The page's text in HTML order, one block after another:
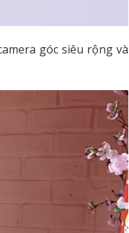
góc siêu rộng và